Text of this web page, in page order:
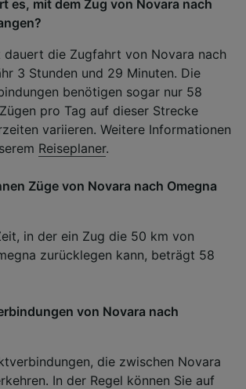
es, mit dem Zug von Novara nach
dauert die Zugfahrt von Novara nach
3 Stunden und 29 Minuten. Die
benötigen sogar nur 58
pro Tag auf dieser Strecke
variieren. Weitere Informationen
Reiseplaner.
Züge von Novara nach Omegna
in der ein Zug die 50 km von
zurücklegen kann, beträgt 58
von Novara nach
die zwischen Novara
In der Regel können Sie auf